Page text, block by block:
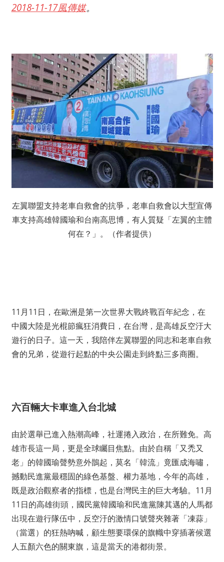
2018-11-17風傳媒。
左翼聯盟支持老車自救會的抗爭，老車自救會以大型宣傳
車支持高雄韓國瑜和台南高思博，有人質疑「左翼的主體
何在？」。（作者提供）
11月11日，在歐洲是第一次世界大戰終戰百年紀念，在
中國大陸是光棍節瘋狂消費日，在台灣，是高雄反空汙大
遊行的日子。這一天，我陪伴左翼聯盟的同志和老車自救
會的兄弟，從遊行起點的中央公園走到終點三多商圈。
六百輛大卡車進入台北城
由於選舉已進入熱潮高峰，社運捲入政治，在所難免。高
雄市長這一局，更是全球矚目焦點。由於自稱「又禿又
老」的韓國瑜聲勢意外鵲起，莫名「韓流」竟匯成海嘯，
撼動民進黨最穩固的綠色基盤、權力基地，今年的高雄，
既是政治觀察者的指標，也是台灣民主的巨大考驗。11月
11日的高雄街頭，國民黨韓國瑜和民進黨陳其邁的人馬都
出現在遊行隊伍中，反空汙的激情口號聲夾雜著「凍蒜」
（當選）的狂熱吶喊，顧生態要環保的旗幟中穿插著候選
人五顏六色的關東旗，這是當天的港都街景。